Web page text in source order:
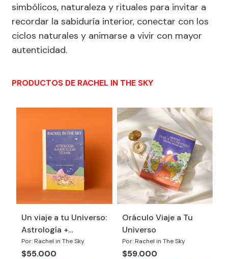
simbólicos, naturaleza y rituales para invitar a
recordar la sabiduría interior, conectar con los
ciclos naturales y animarse a vivir con mayor
autenticidad.
PRODUCTOS DE RACHEL IN THE SKY
Un viaje a tu Universo:
Astrología +
Numerología + Tzolkin
Por: Rachel in The Sky
$55.000
Oráculo Viaje a Tu
Universo
Por: Rachel in The Sky
$59.000